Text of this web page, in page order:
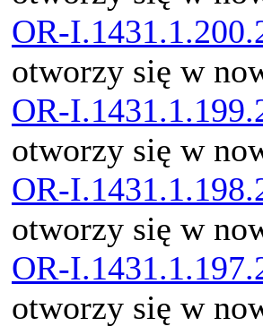
OR-
otworzy się w
OR-
otworzy się w
OR-
otworzy się w
OR-
otworzy się w